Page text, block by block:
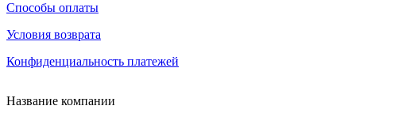
Способы оплаты
Условия возврата
Конфиденциальность платежей
Название компании